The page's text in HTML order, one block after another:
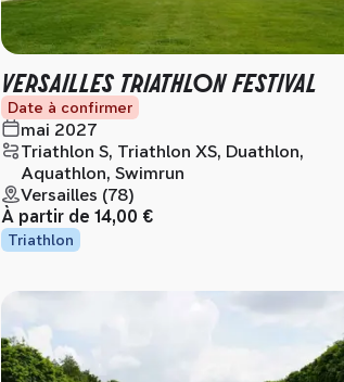
VERSAILLES TRIATHLON FESTIVAL
Date à confirmer
mai 2027
Triathlon S, Triathlon XS, Duathlon,
Aquathlon, Swimrun
Versailles (78)
À partir de 14,00 €
Triathlon